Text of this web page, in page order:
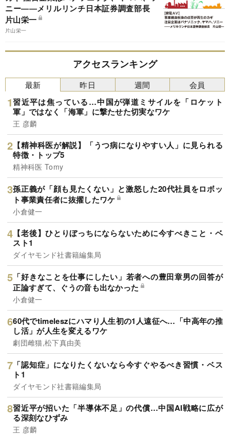
ニー――メリルリンチ日本証券調査部長
片山栄一
片山栄一
アクセスランキング
最新
習近平は焦っている…中国が弾道ミサイルを「ロケット
軍」ではなく「海軍」に撃たせた切実なワケ
王 彦麟
【精神科医が解説】「うつ病になりやすい人」に見られる
特徴・トップ5
精神科医 Tomy
孫正義が「顔も見たくない」と激怒した20代社員をロボッ
ト事業責任者に抜擢したワケ
小倉健一
【老後】ひとりぼっちにならないために今すべきこと・ベ
スト1
ダイヤモンド社書籍編集局
「好きなことを仕事にしたい」若者への豊田章男の回答が
正論すぎて、ぐうの音も出なかった
小倉健一
60代でtimeleszにハマり人生初の1人遠征へ…「中高年の推
し活」が人生を変えるワケ
劇団雌猫,松下真由美
「認知症」になりたくないなら今すぐやるべき習慣・ベス
ト1
ダイヤモンド社書籍編集局
習近平が招いた「半導体不足」の代償…中国AI戦略に広が
る深刻なひずみ
王 彦麟
昨日 週間 会員